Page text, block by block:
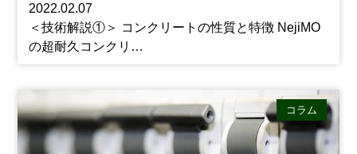
2022.02.07
＜技術解説①＞ コンクリートの性質と特徴 NejiMO
の超耐久コンクリ…
コラム